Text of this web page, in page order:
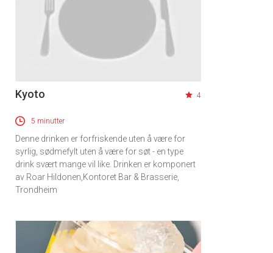
Kyoto 4
5 minutter
Denne drinken er forfriskende uten å være for
syrlig, sødmefylt uten å være for søt - en type
drink svært mange vil like. Drinken er komponert
av Roar Hildonen,Kontoret Bar & Brasserie,
Trondheim